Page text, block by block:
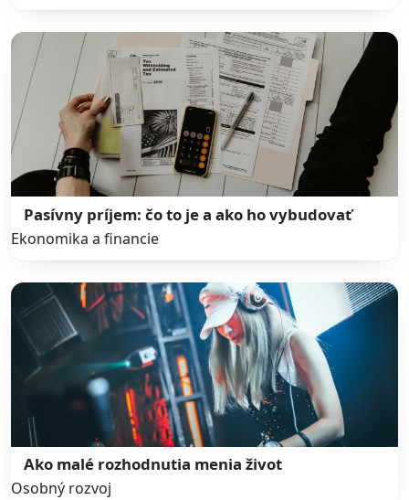
Pasívny príjem: čo to je a ako ho vybudovať
Ekonomika a financie
Ako malé rozhodnutia menia život
Osobný rozvoj